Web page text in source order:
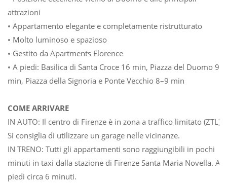
attrazioni
• Appartamento elegante e completamente ristrutturato
• Molto luminoso e spazioso
• Gestito da Apartments Florence
• A piedi: Basilica di Santa Croce 16 min, Piazza del Duomo 9
min, Piazza della Signoria e Ponte Vecchio 8–9 min
COME ARRIVARE
IN AUTO: Il centro di Firenze è in zona a traffico limitato (ZTL).
Si consiglia di utilizzare un garage nelle vicinanze.
IN TRENO: Tutti gli appartamenti sono raggiungibili in pochi
minuti in taxi dalla stazione di Firenze Santa Maria Novella. A
piedi circa 6 minuti.